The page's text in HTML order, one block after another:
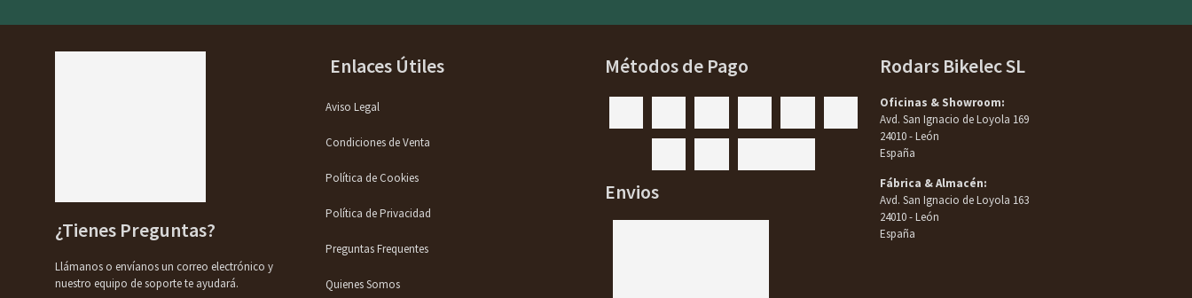
¿Tienes Preguntas?
Llámanos o envíanos un correo electrónico y
nuestro equipo de soporte te ayudará.
Enlaces Útiles
Aviso Legal
Condiciones de Venta
Política de Cookies
Política de Privacidad
Preguntas Frequentes
Quienes Somos
Métodos de Pago
Envios
Rodars Bikelec SL
Oficinas & Showroom:
Avd. San Ignacio de Loyola 169
24010 - León
España
Fábrica & Almacén:
Avd. San Ignacio de Loyola 163
24010 - León
España